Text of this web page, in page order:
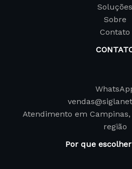
Soluções
Sobre
Contato
Atendimento em
região
Por que